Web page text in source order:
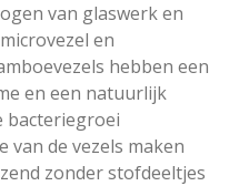
van glaswerk en
en
hebben een
en een natuurlijk
bacteriegroei
van de vezels maken
zonder stofdeeltjes